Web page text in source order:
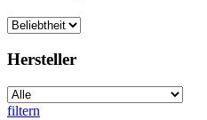
Hersteller
filtern